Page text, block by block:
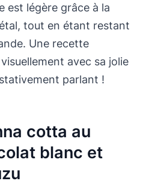
est légère grâce à la
tout en étant restant
Une recette
avec sa jolie
parlant !
cotta au
blanc et